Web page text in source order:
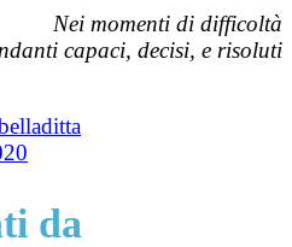
Nei momenti di difficoltà
capaci, decisi, e risoluti
da